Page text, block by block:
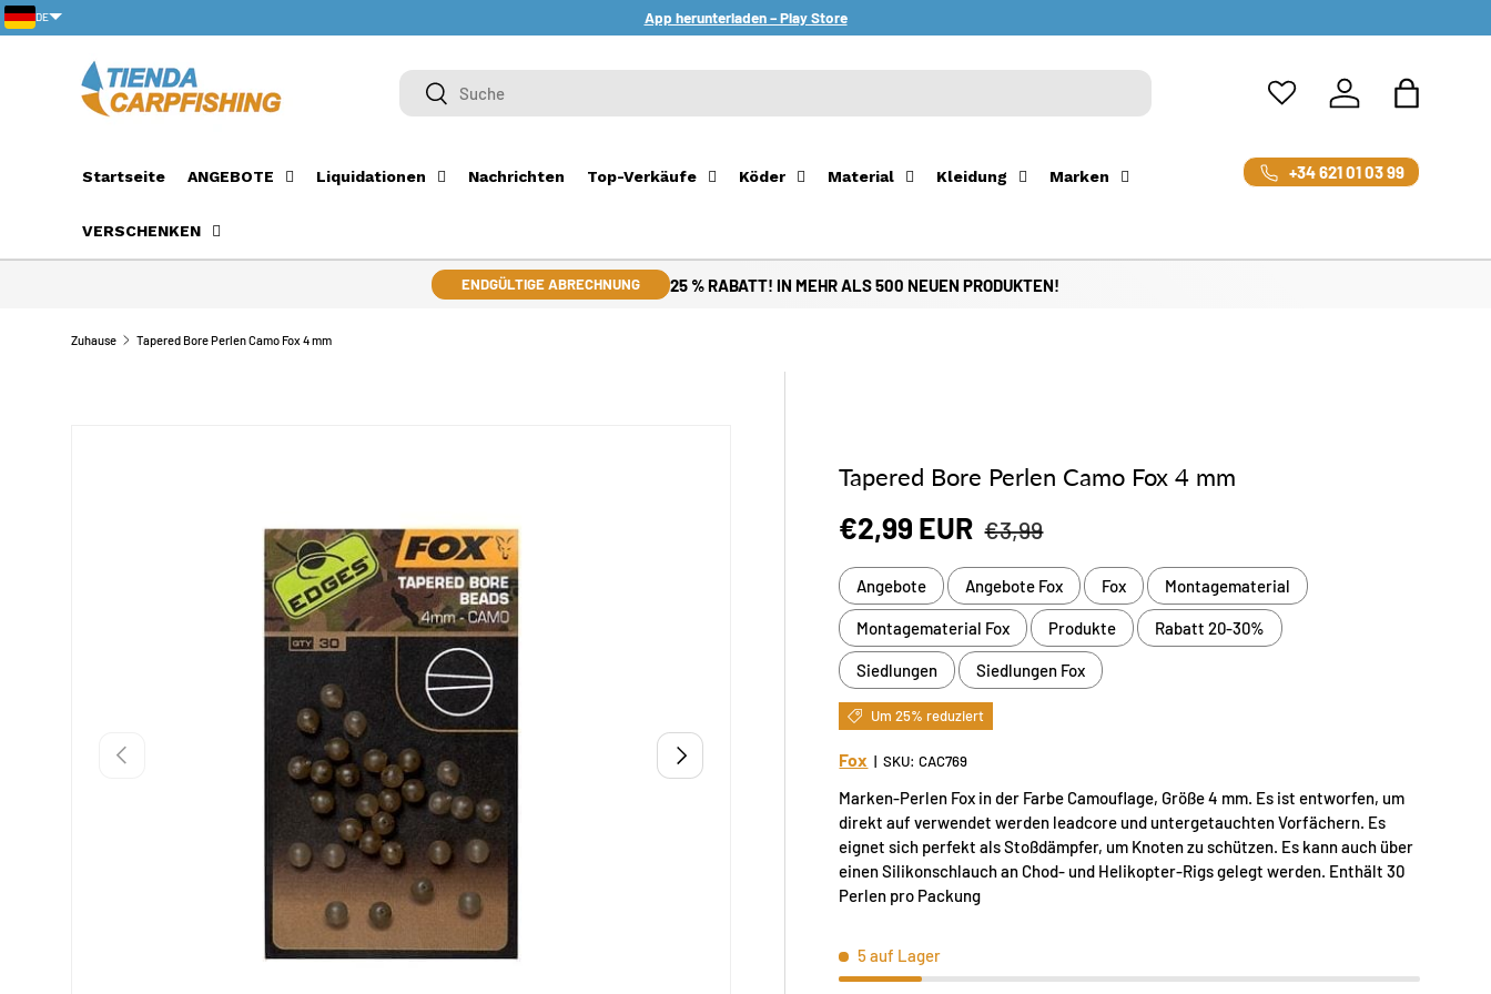
DIREKT ZUM INHALT
App herunterladen – Play Store
Suchen
Suchen
Einloggen
Startseite ANGEBOTE Liquidationen Nachrichten Top-Verkäufe Köder Material Kleidung Marken
VERSCHENKEN
+34 621 01 03 99
ENDGÜLTIGE ABRECHNUNG 25 % RABATT! IN MEHR ALS 500 NEUEN PRODUKTEN!
Zuhause Tapered Bore Perlen Camo Fox 4 mm
VORHERIGE NÄCHSTE
Tapered Bore Perlen Camo Fox 4 mm
Verkaufspreis
€2,99 EUR Normaler Preis
€3,99
Angebote Angebote Fox Fox Montagematerial
Montagematerial Fox Produkte Rabatt 20-30%
Siedlungen Siedlungen Fox
Um 25% reduziert
Fox |SKU: CAC769
Marken-Perlen Fox in der Farbe Camouflage, Größe 4 mm. Es ist entworfen, um
direkt auf verwendet werden leadcore und untergetauchten Vorfächern. Es
eignet sich perfekt als Stoßdämpfer, um Knoten zu schützen. Es kann auch über
einen Silikonschlauch an Chod- und Helikopter-Rigs gelegt werden. Enthält 30
Perlen pro Packung
5 auf Lager
DE